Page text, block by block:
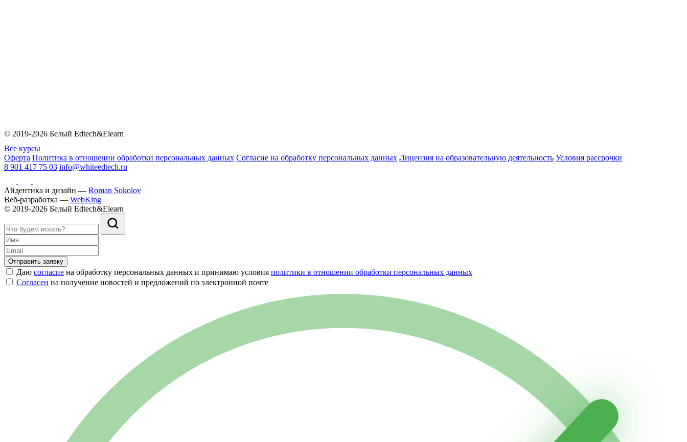
© 2019-2026 Белый Edtech&Elearn
Все курсы
Оферта Политика в отношении обработки персональных данных Согласие на обработку персональных данных Лицензия на образовательную деятельность Условия рассрочки
8 901 417 75 03 info@whiteedtech.ru
Айдентика и дизайн — Roman Sokolov
Веб-разработка — WebKing
© 2019-2026 Белый Edtech&Elearn
Отправить заявку
Даю согласие на обработку персональных данных и принимаю условия политики в отношении обработки персональных данных
Согласен на получение новостей и предложений по электронной почте